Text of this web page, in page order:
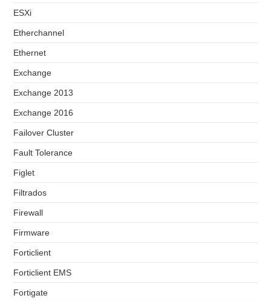
ESXi
Etherchannel
Ethernet
Exchange
Exchange 2013
Exchange 2016
Failover Cluster
Fault Tolerance
Figlet
Filtrados
Firewall
Firmware
Forticlient
Forticlient EMS
Fortigate